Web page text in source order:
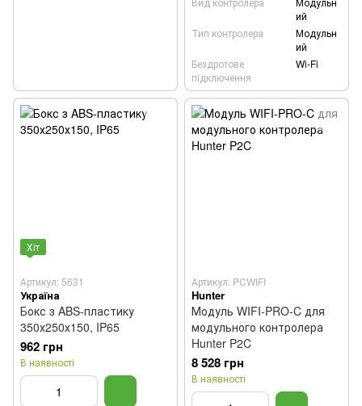
ий
Тип контролера
Модульн
ий
Бездротове
підключення
Wi-Fi
Хіт
Артикул: 5631
Україна
Бокс з ABS-пластику
350х250х150, IP65
962 грн
В наявності
Артикул: PCWIFI
Hunter
Модуль WIFI-PRO-C для
модульного контролера
Hunter P2C
8 528 грн
В наявності